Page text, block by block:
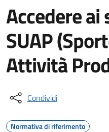
Accedere ai
SUAP
Attività
Condividi
Normativa di riferimento